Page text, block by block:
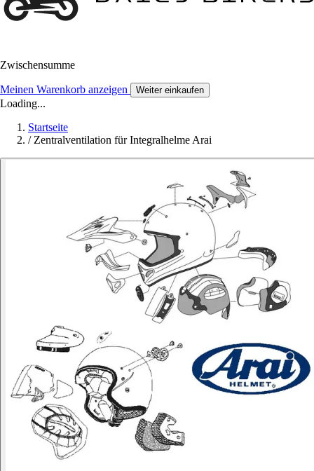
Zwischensumme
Meinen Warenkorb anzeigen Weiter einkaufen
Loading...
Startseite
/ Zentralventilation für Integralhelme Arai